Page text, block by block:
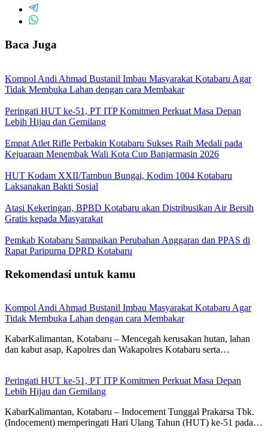
Baca Juga
Kompol Andi Ahmad Bustanil Imbau Masyarakat Kotabaru Agar
Tidak Membuka Lahan dengan cara Membakar
Peringati HUT ke-51, PT ITP Komitmen Perkuat Masa Depan
Lebih Hijau dan Gemilang
Empat Atlet Rifle Perbakin Kotabaru Sukses Raih Medali pada
Kejuaraan Menembak Wali Kota Cup Banjarmasin 2026
HUT Kodam XXII/Tambun Bungai, Kodim 1004 Kotabaru
Laksanakan Bakti Sosial
Atasi Kekeringan, BPBD Kotabaru akan Distribusikan Air Bersih
Gratis kepada Masyarakat
Pemkab Kotabaru Sampaikan Perubahan Anggaran dan PPAS di
Rapat Paripurna DPRD Kotabaru
Rekomendasi untuk kamu
Kompol Andi Ahmad Bustanil Imbau Masyarakat Kotabaru Agar
Tidak Membuka Lahan dengan cara Membakar
KabarKalimantan, Kotabaru – Mencegah kerusakan hutan, lahan
dan kabut asap, Kapolres dan Wakapolres Kotabaru serta…
Peringati HUT ke-51, PT ITP Komitmen Perkuat Masa Depan
Lebih Hijau dan Gemilang
KabarKalimantan, Kotabaru – Indocement Tunggal Prakarsa Tbk.
(Indocement) memperingati Hari Ulang Tahun (HUT) ke-51 pada…